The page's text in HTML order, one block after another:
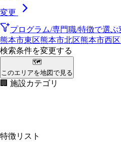
変更
プログラム/専門職/特徴で選ぶ
熊本市東区熊本市北区熊本市西区
検索条件を変更する
🗺
このエリアを地図で見る
🏢 施設カテゴリ
特徴リスト